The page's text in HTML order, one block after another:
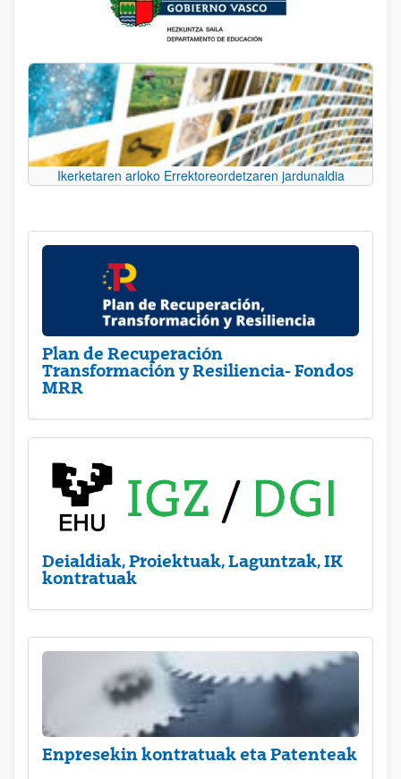
Ikerketaren arloko Errektoreordetzaren jardunaldia
Plan de Recuperación
Transformación y Resiliencia- Fondos
MRR
Deialdiak, Proiektuak, Laguntzak, IK
kontratuak
Enpresekin kontratuak eta Patenteak